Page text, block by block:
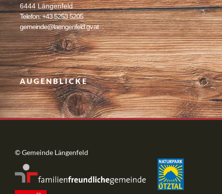
6444 Längenfeld
Telefon: +43 5253 5205
gemeinde@laengenfeld.gv.at
AUGENBLICKE
© Gemeinde Längenfeld